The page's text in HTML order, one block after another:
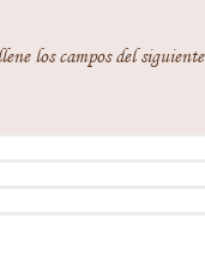
los campos del siguiente